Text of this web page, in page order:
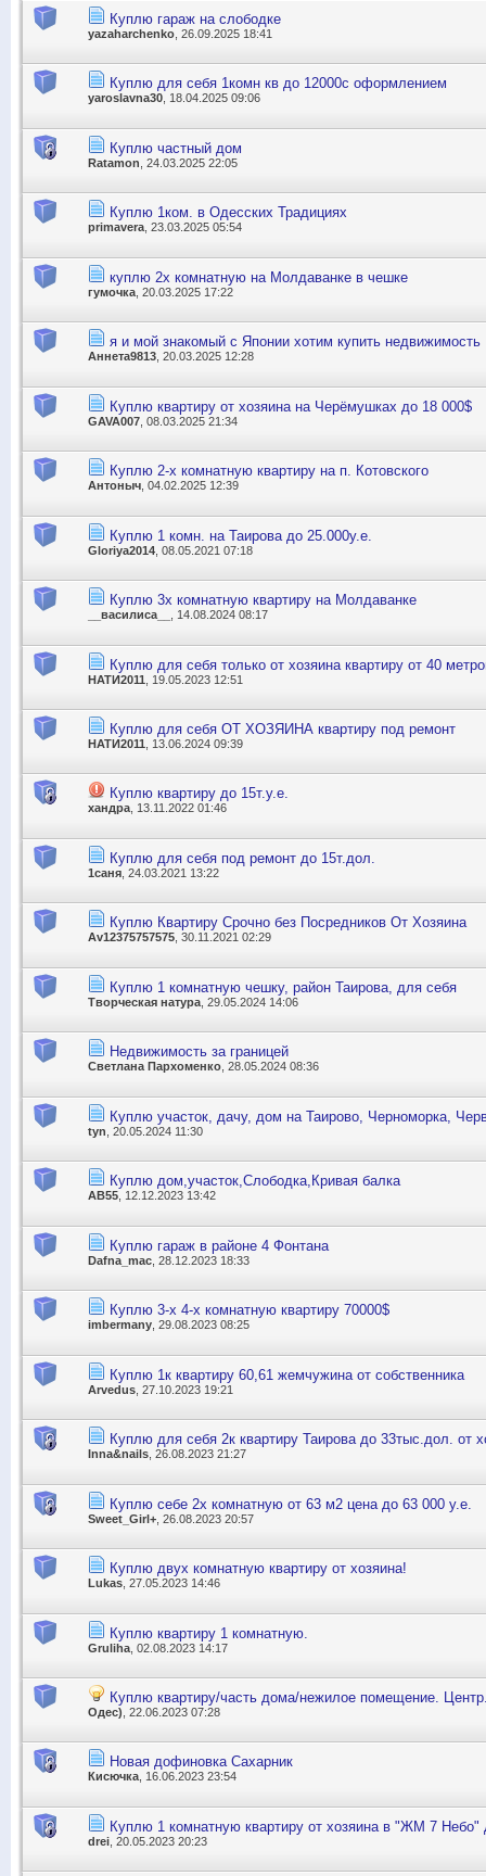
Куплю гараж на слободке
yazaharchenko , 26.09.2025 18:41
Куплю для себя 1комн кв до 12000с оформлением
yaroslavna30 , 18.04.2025 09:06
Куплю частный дом
Ratamon , 24.03.2025 22:05
Куплю 1ком. в Одесских Традициях
primavera , 23.03.2025 05:54
куплю 2х комнатную на Молдаванке в чешке
гумочка , 20.03.2025 17:22
я и мой знакомый с Японии хотим купить недвижимость
Аннета9813 , 20.03.2025 12:28
Куплю квартиру от хозяина на Черёмушках до 18 000$
GAVA007 , 08.03.2025 21:34
Куплю 2-х комнатную квартиру на п. Котовского
Антоныч , 04.02.2025 12:39
Куплю 1 комн. на Таирова до 25.000у.е.
Gloriya2014 , 08.05.2021 07:18
Куплю 3х комнатную квартиру на Молдаванке
__василиса__ , 14.08.2024 08:17
Куплю для себя только от хозяина квартиру от 40
НАТИ2011 , 19.05.2023 12:51
Куплю для себя ОТ ХОЗЯИНА квартиру под ремонт
НАТИ2011 , 13.06.2024 09:39
Куплю квартиру до 15т.у.е.
хандра, 13.11.2022 01:46
Куплю для себя под ремонт до 15т.дол.
1саня , 24.03.2021 13:22
Куплю Квартиру Срочно без Посредников От Хозяина
Av12375757575 , 30.11.2021 02:29
Куплю 1 комнатную чешку, район Таирова, для себя
Творческая натура , 29.05.2024 14:06
Недвижимость за границей
Светлана Пархоменко , 28.05.2024 08:36
Куплю участок, дачу, дом на Таирово, Черноморка,
tyn , 20.05.2024 11:30
Куплю дом,участок,Слободка,Кривая балка
АВ55 , 12.12.2023 13:42
Куплю гараж в районе 4 Фонтана
Dafna_mac , 28.12.2023 18:33
Куплю 3-х 4-х комнатную квартиру 70000$
imbermany , 29.08.2023 08:25
Куплю 1к квартиру 60,61 жемчужина от собственника
Arvedus , 27.10.2023 19:21
Куплю для себя 2к квартиру Таирова до 33тыс.дол. от
Inna&nails , 26.08.2023 21:27
Куплю себе 2х комнатную от 63 м2 цена до 63 000 у.е.
Sweet_Girl+ , 26.08.2023 20:57
Куплю двух комнатную квартиру от хозяина!
Lukas , 27.05.2023 14:46
Куплю квартиру 1 комнатную.
Gruliha , 02.08.2023 14:17
Куплю квартиру/часть дома/нежилое помещение.
Одес) , 22.06.2023 07:28
Новая дофиновка Сахарник
Кисючка, 16.06.2023 23:54
Куплю 1 комнатную квартиру от хозяина в "ЖМ 7 Небо"
drei , 20.05.2023 20:23